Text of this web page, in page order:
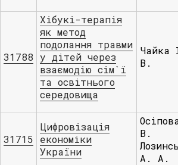
31788
Хібукі-терапія
як метод
подолання травми
у дітей через
взаємодію сім`ї
та освітнього
середовища
Чайка
В.
31715
Цифровізація
економіки
України
В.
А. А.